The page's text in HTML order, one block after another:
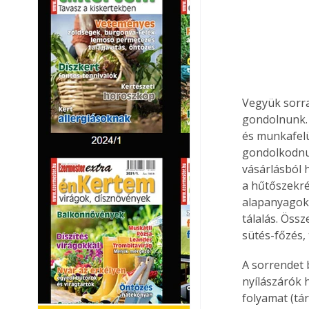
Vegyük
és
vásárlásból
a
tálalás.
sütés-főzés,
A sorrendet
nyílászárók
folyamat